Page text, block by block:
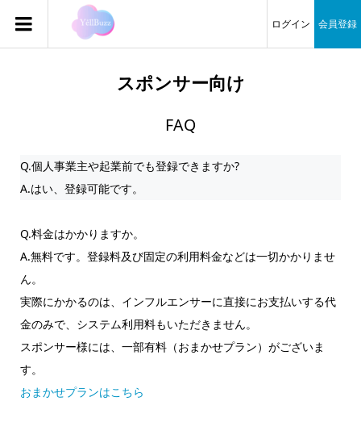
ログイン 会員登録
スポンサー向け
FAQ
Q.個人事業主や起業前でも登録できますか?
A.はい、登録可能です。
Q.料金はかかりますか。
A.無料です。登録料及び固定の利用料金などは一切かかりませ
ん。
実際にかかるのは、インフルエンサーに直接にお支払いする代
金のみで、システム利用料もいただきません。
スポンサー様には、一部有料（おまかせプラン）がございま
す。
おまかせプランはこちら